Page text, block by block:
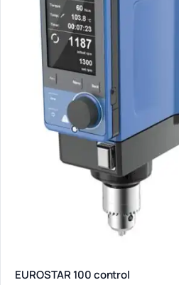
EUROSTAR 100 control